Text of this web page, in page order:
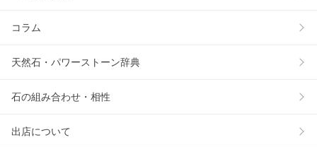
コラム
天然石・パワーストーン辞典
石の組み合わせ・相性
出店について